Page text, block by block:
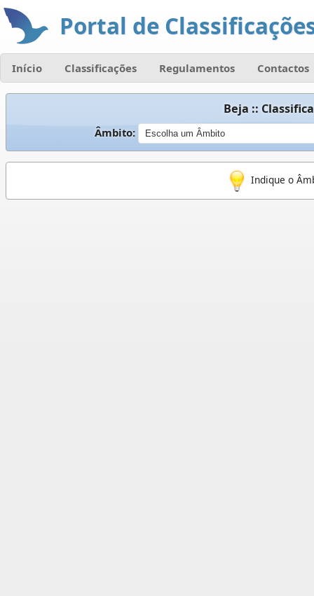
Portal de
Início Classificações Regulamentos Contactos
Beja ::
Âmbito:
Indique o